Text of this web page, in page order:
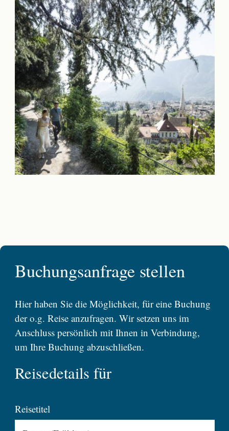
Buchungsanfrage stellen
Hier haben Sie die Möglichkeit, für eine Buchung
der o.g. Reise anzufragen. Wir setzen uns im
Anschluss persönlich mit Ihnen in Verbindung,
um Ihre Buchung abzuschließen.
Reisedetails für
Reisetitel